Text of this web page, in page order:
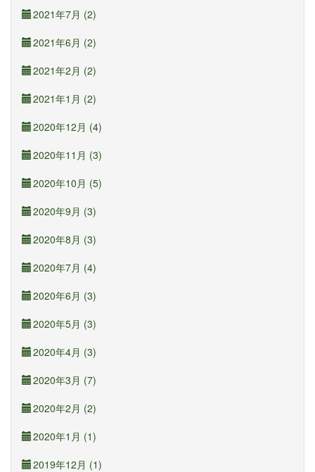
2021年7月 (2)
2021年6月 (2)
2021年2月 (2)
2021年1月 (2)
2020年12月 (4)
2020年11月 (3)
2020年10月 (5)
2020年9月 (3)
2020年8月 (3)
2020年7月 (4)
2020年6月 (3)
2020年5月 (3)
2020年4月 (3)
2020年3月 (7)
2020年2月 (2)
2020年1月 (1)
2019年12月 (1)